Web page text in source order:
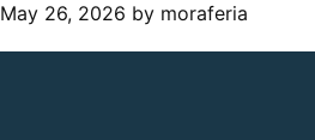
May 26, 2026 by moraferia